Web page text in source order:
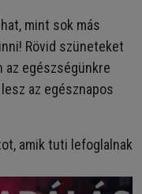
mint sok más
Rövid szüneteket
az egészségünkre
az egésznapos
amik tuti lefoglalnak